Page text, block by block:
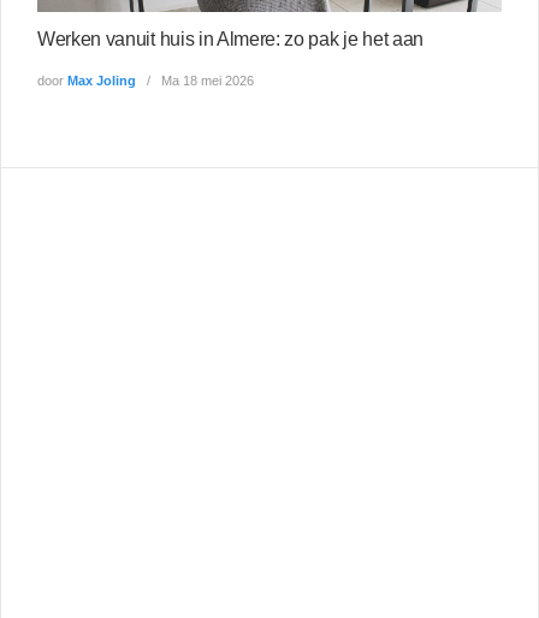
Werken vanuit huis in Almere: zo pak je het aan
door Max Joling Ma 18 mei 2026